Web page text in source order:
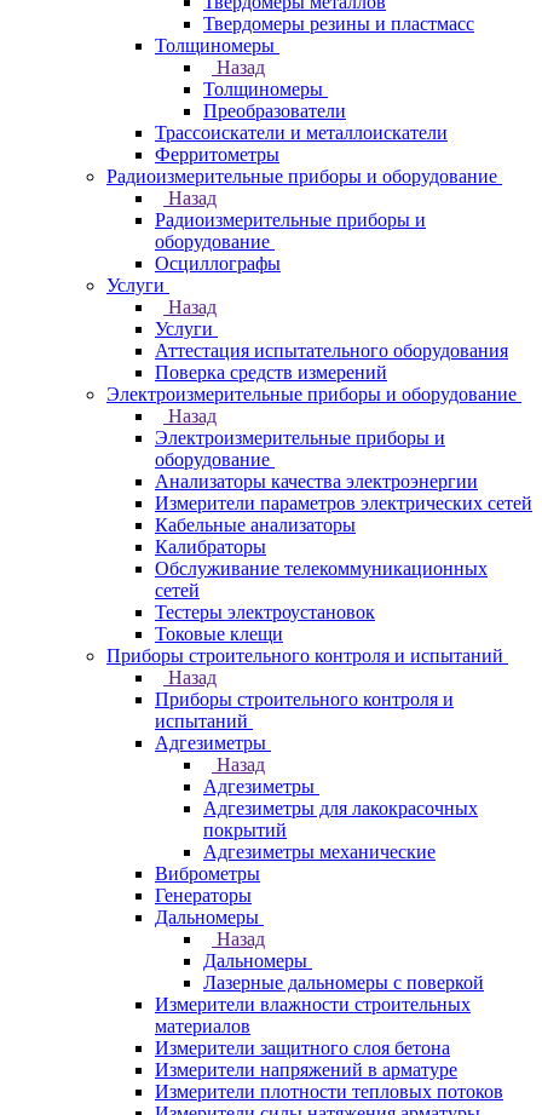
Твердомеры резины и пластмасс
Толщиномеры
Назад
Толщиномеры
Преобразователи
Трассоискатели и металлоискатели
Ферритометры
Радиоизмерительные приборы и оборудование
Назад
Радиоизмерительные приборы и
оборудование
Осциллографы
Услуги
Назад
Услуги
Аттестация испытательного оборудования
Поверка средств измерений
Электроизмерительные приборы и оборудование
Назад
Электроизмерительные приборы и
оборудование
Анализаторы качества электроэнергии
Измерители параметров электрических сетей
Кабельные анализаторы
Калибраторы
Обслуживание телекоммуникационных
сетей
Тестеры электроустановок
Токовые клещи
Приборы строительного контроля и испытаний
Назад
Приборы строительного контроля и
испытаний
Адгезиметры
Назад
Адгезиметры
Адгезиметры для лакокрасочных
покрытий
Адгезиметры механические
Виброметры
Генераторы
Дальномеры
Назад
Дальномеры
Лазерные дальномеры с поверкой
Измерители влажности строительных
материалов
Измерители защитного слоя бетона
Измерители напряжений в арматуре
Измерители плотности тепловых потоков